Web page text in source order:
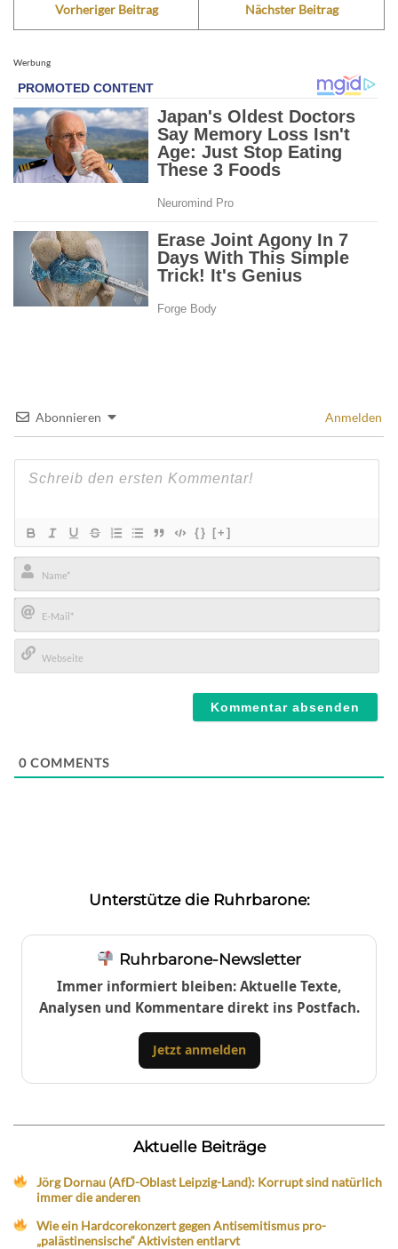
Vorheriger Beitrag Nächster Beitrag
Werbung
Abonnieren Anmelden
{} [+]
Name*
E-
Mail*
0 COMMENTS
Unterstütze die Ruhrbarone:
Ruhrbarone-Newsletter
Immer informiert bleiben: Aktuelle Texte,
Analysen und Kommentare direkt ins Postfach.
Jetzt anmelden
Aktuelle Beiträge
Jörg Dornau (AfD-Oblast Leipzig-Land): Korrupt sind natürlich
immer die anderen
Wie ein Hardcorekonzert gegen Antisemitismus pro-
„palästinensische“ Aktivisten entlarvt